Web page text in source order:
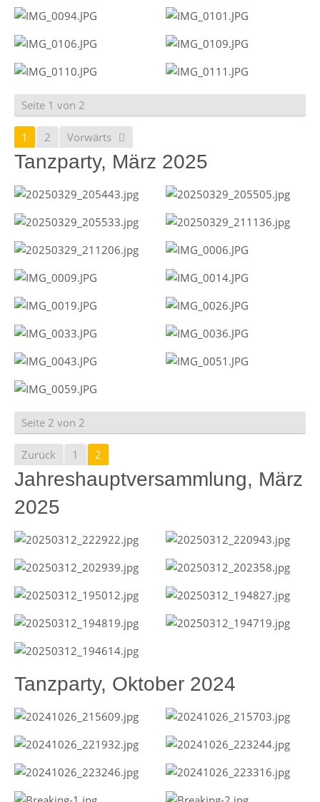
Seite 1 von 2
1 2 Vorwärts
Tanzparty, März 2025
Seite 2 von 2
Zurück 1 2
Jahreshauptversammlung, März
2025
Tanzparty, Oktober 2024